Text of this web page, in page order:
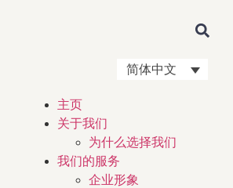
简体中文
主页
关于我们
为什么选择我们
我们的服务
企业形象